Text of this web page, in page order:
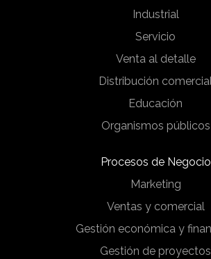
Industrial
Servicio
Venta al detalle
Distribución
Educación
Organismos públicos
Procesos de Negocio
Marketing
Ventas y comercial
Gestión económica y
Gestión de proyectos